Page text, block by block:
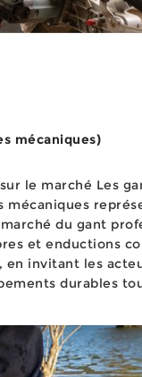
mécaniques)
Les gants de
du gant
et enductions
en invitant les
durables